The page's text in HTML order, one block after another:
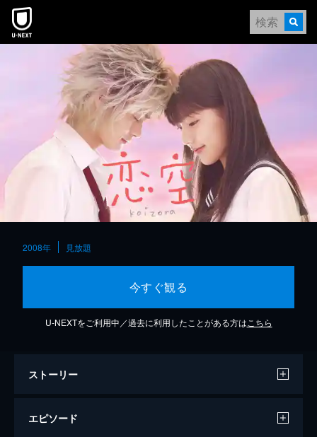
本文へスキップ
2008年 見放題
今すぐ観る
U-NEXTをご利用中／過去に利用したことがある方は こちら
ストーリー
エピソード